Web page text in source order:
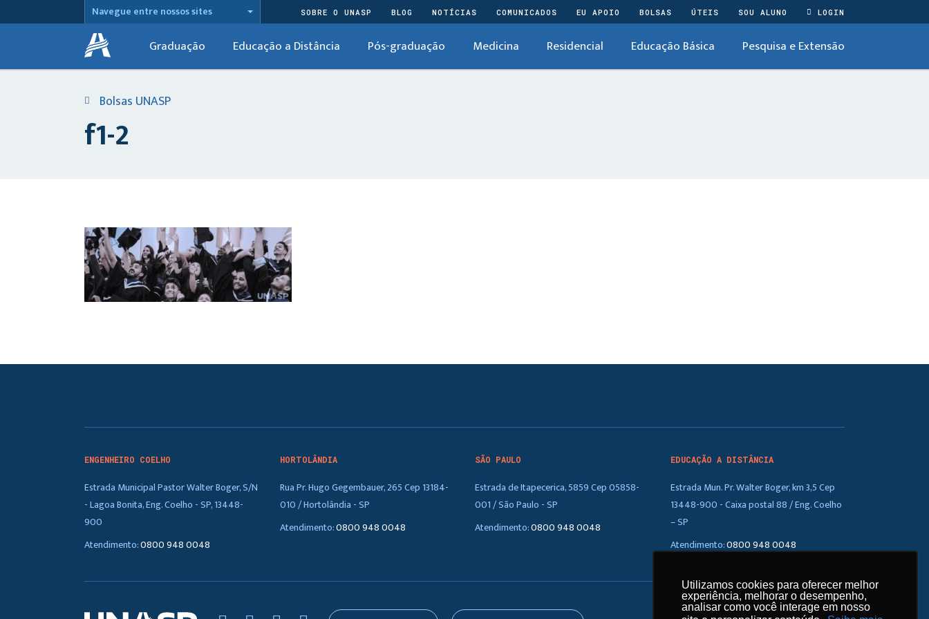
Utilizamos cookies para oferecer melhor
experiência, melhorar o desempenho,
analisar como você interage em nosso
Utilizamos cookies para oferecer melhor
experiência, melhorar o desempenho,
analisar como você interage em nosso
Navegue entre nossos sites SOBRE O UNASP BLOG NOTÍCIAS COMUNICADOS EU APOIO BOLSAS ÚTEIS SOU ALUNO LOGIN
Graduação Educação a Distância Pós-graduação Medicina Residencial Educação Básica Pesquisa e Extensão
Bolsas UNASP
f1-2
ENGENHEIRO COELHO
Estrada Municipal Pastor Walter Boger, S/N
- Lagoa Bonita, Eng. Coelho - SP, 13448-
900
Atendimento:0800 948 0048
HORTOLÂNDIA
Rua Pr. Hugo Gegembauer, 265 Cep 13184-
010 / Hortolândia - SP
Atendimento:0800 948 0048
SÃO PAULO
Estrada de Itapecerica, 5859 Cep 05858-
001 / São Paulo - SP
Atendimento:0800 948 0048
EDUCAÇÃO A DISTÂNCIA
Estrada Mun. Pr. Walter Boger, km 3,5 Cep
13448-900 - Caixa postal 88 / Eng. Coelho
– SP
Atendimento:0800 948 0048